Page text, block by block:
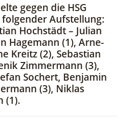
gegen die HSG
Aufstellung:
Hochstädt – Julian
Hagemann (1), Arne-
Kreitz (2), Sebastian
Zimmermann (3),
Sochert, Benjamin
(3), Niklas
(1).